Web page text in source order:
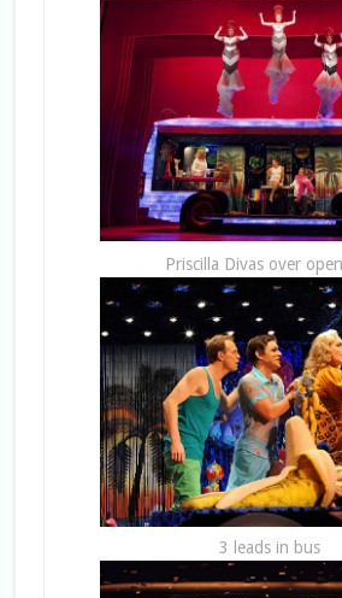
Priscilla Divas over
3 leads in bus